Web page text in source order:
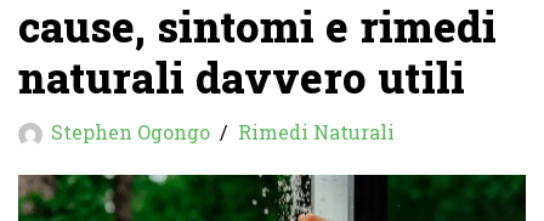
cause, sintomi e rimedi
naturali davvero utili
Stephen Ogongo Rimedi Naturali